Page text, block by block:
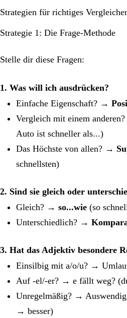
Strategien für richtiges
Strategie 1: Die Frage-Methode
Stelle dir diese Fragen:
1. Was will ich ausdrücken?
Einfache Eigenschaft? →
Vergleich mit einem
Auto ist schneller als...)
Das Höchste von allen? →
schnellsten)
2. Sind sie gleich oder
Gleich? → so...wie (so
Unterschiedlich? →
3. Hat das Adjektiv besondere
Einsilbig mit a/o/u? →
Auf -el/-er? → e fällt weg?
Unregelmäßig? →
→ besser)